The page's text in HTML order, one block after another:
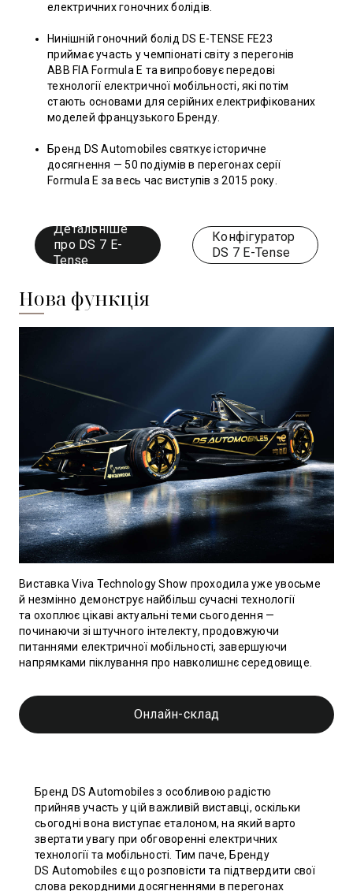
електричних гоночних болідів.
Нинішній гоночний болід DS E-TENSE FE23
приймає участь у чемпіонаті світу з перегонів
ABB FIA Formula E та випробовує передові
технології електричної мобільності, які потім
стають основами для серійних електрифікованих
моделей французького Бренду.
Бренд DS Automobiles святкує історичне
досягнення — 50 подіумів в перегонах серії
Formula E за весь час виступів з 2015 року.
Детальніше
про DS 7 E-
Tense
Конфігуратор
DS 7 E-Tense
Нова функція
Виставка Viva Technology Show проходила уже увосьме
й незмінно демонструє найбільш сучасні технології
та охоплює цікаві актуальні теми сьогодення —
починаючи зі штучного інтелекту, продовжуючи
питаннями електричної мобільності, завершуючи
напрямками піклування про навколишнє середовище.
Онлайн-склад
Бренд DS Automobiles з особливою радістю
прийняв участь у цій важливій виставці, оскільки
сьогодні вона виступає еталоном, на який варто
звертати увагу при обговоренні електричних
технології та мобільності. Тим паче, Бренду
DS Automobiles є що розповісти та підтвердити свої
слова рекордними досягненнями в перегонах